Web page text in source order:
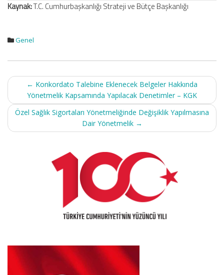
Kaynak:T.C. Cumhurbaşkanlığı Strateji ve Bütçe Başkanlığı
Genel
Post
navigation
← Konkordato Talebine Eklenecek Belgeler Hakkında
Yönetmelik Kapsamında Yapılacak Denetimler – KGK
Özel Sağlık Sigortaları Yönetmeliğinde Değişiklik Yapılmasına
Dair Yönetmelik →